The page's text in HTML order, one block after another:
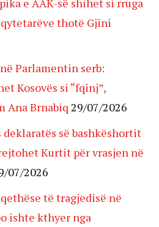
e AAK-së shihet si rruga
thotë Gjini
Parlamentin serb:
Kosovës si “fqinj”,
Ana Brnabiq 29/07/2026
deklaratës së bashkëshortit
Kurtit për vrasjen në
07/2026
të tragjedisë në
ishte kthyer nga